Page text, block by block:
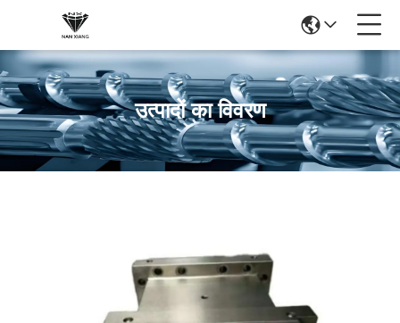
उत्पादों का विवरण